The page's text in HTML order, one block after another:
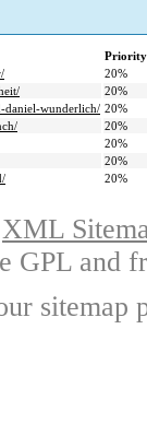
Priority
20%
20%
daniel-wunderlich/ 20%
20%
20%
20%
20%
XML
GPL and
sitemap